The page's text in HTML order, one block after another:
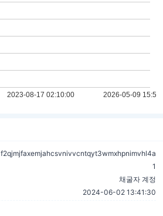
f2qjmjfaxemjahcsvnivvcntqyt3wmxhpnimvhl4a
1
채굴자 계정
2024-06-02 13:41:30